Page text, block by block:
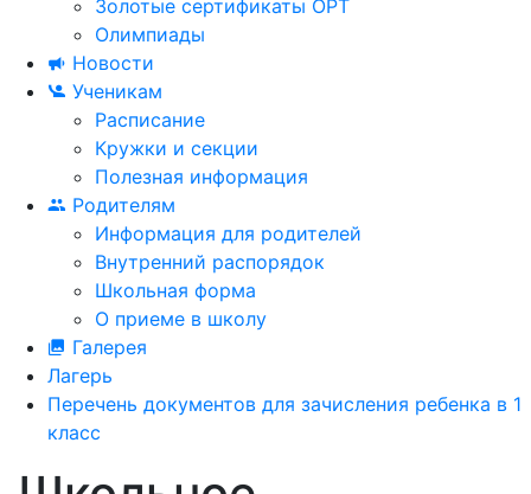
Золотые сертификаты ОРТ
Олимпиады
Новости
Ученикам
Расписание
Кружки и секции
Полезная информация
Родителям
Информация для родителей
Внутренний распорядок
Школьная форма
О приеме в школу
Галерея
Лагерь
Перечень документов для зачисления ребенка в 1
класс